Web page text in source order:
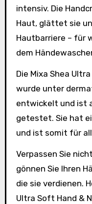
intensiv. Die
Haut, glättet sie
Hautbarriere – für
dem
Die Mixa Shea
wurde unter
entwickelt und ist
getestet. Sie hat
und ist somit für
Verpassen Sie
gönnen Sie Ihren
die sie verdienen.
Ultra Soft Hand &